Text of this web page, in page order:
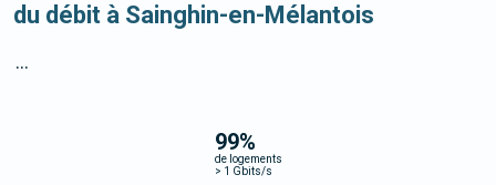
du débit à Sainghin-en-Mélantois
99%
de logements
> 1 Gbits/s
...